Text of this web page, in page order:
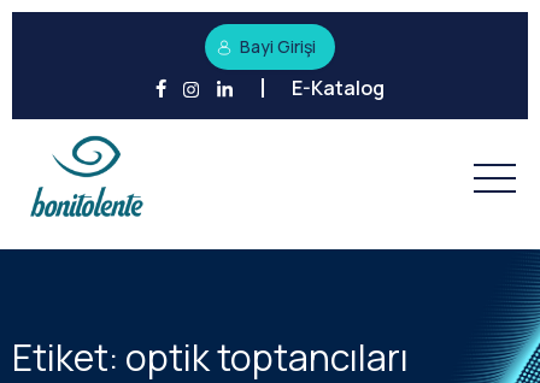
Bayi Girişi
E-Katalog
Etiket: optik toptancıları